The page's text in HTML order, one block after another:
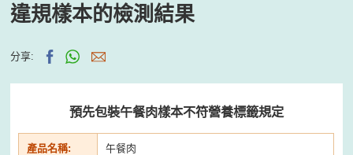
違規樣本的檢測結果
分享:
預先包裝午餐肉樣本不符營養標籤規定
產品名稱: 午餐肉